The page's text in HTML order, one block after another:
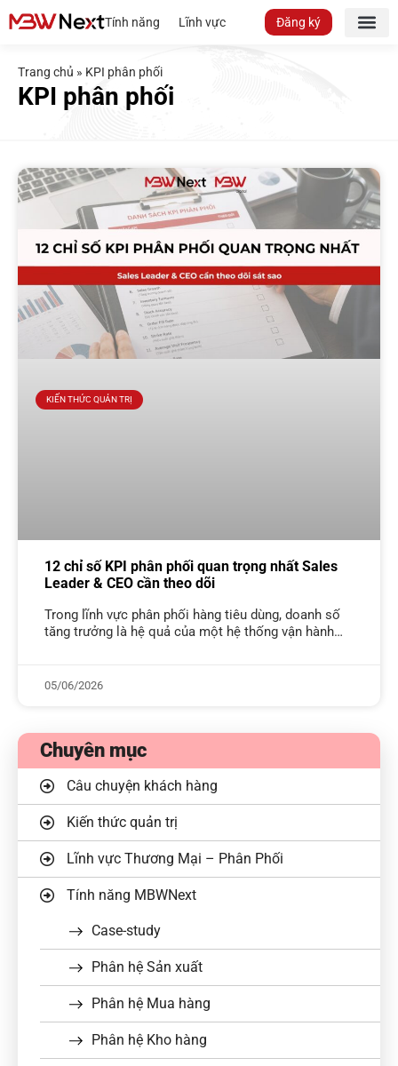
Tính năng Lĩnh vực Đăng ký
Trang chủ » KPI phân phối
KPI phân phối
KIẾN THỨC QUẢN TRỊ
12 chỉ số KPI phân phối quan trọng nhất Sales
Leader & CEO cần theo dõi
Trong lĩnh vực phân phối hàng tiêu dùng, doanh số
tăng trưởng là hệ quả của một hệ thống vận hành
05/06/2026
Chuyên mục
Câu chuyện khách hàng
Kiến thức quản trị
Lĩnh vực Thương Mại – Phân Phối
Tính năng MBWNext
Case-study
Phân hệ Sản xuất
Phân hệ Mua hàng
Phân hệ Kho hàng